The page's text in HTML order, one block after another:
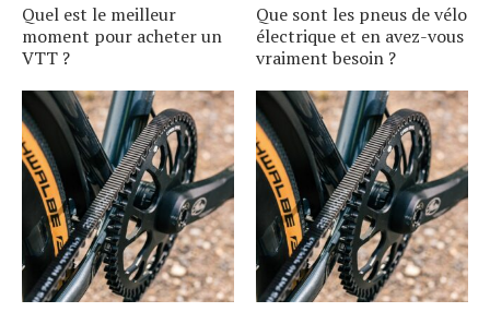
Quel est le meilleur
moment pour acheter un
VTT ?
Que sont les pneus de vélo
électrique et en avez-vous
vraiment besoin ?